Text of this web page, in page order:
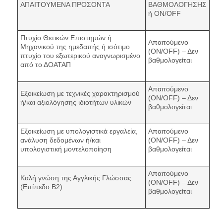
ΑΠΑΙΤΟΥΜΕΝΑ ΠΡΟΣΟΝΤΑ
ΒΑΘΜΟΛΟΓΗΣΗΣ
ή ON/OFF
Πτυχίο Θετικών Επιστημών ή
Μηχανικού της ημεδαπής ή ισότιμο
πτυχίο του εξωτερικού αναγνωρισμένο
από το ΔΟΑΤΑΠ
Απαιτούμενο
(ON/OFF) – Δεν
βαθμολογείται
Εξοικείωση με τεχνικές χαρακτηρισμού
ή/και αξιολόγησης ιδιοτήτων υλικών
Απαιτούμενο
(ON/OFF) – Δεν
βαθμολογείται
Εξοικείωση με υπολογιστικά εργαλεία,
ανάλυση δεδομένων ή/και
υπολογιστική μοντελοποίηση
Απαιτούμενο
(ON/OFF) – Δεν
βαθμολογείται
Καλή γνώση της Αγγλικής Γλώσσας
(Επίπεδο Β2)
Απαιτούμενο
(ON/OFF) – Δεν
βαθμολογείται